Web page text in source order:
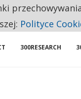
KONKRETÓW
300RESEARCH
Polityce